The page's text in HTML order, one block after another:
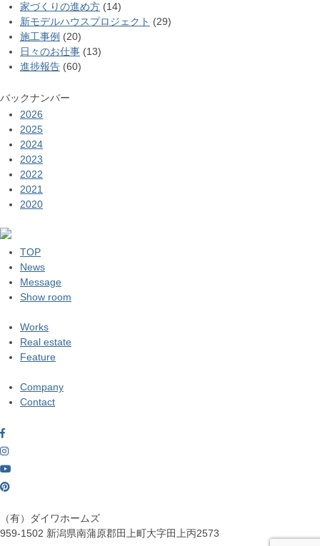
家づくりの進め方 (14)
新モデルハウスプロジェクト (29)
施工事例 (20)
日々のお仕事 (13)
進捗報告 (60)
バックナンバー
2026
2025
2024
2023
2022
2021
2020
TOP
News
Message
Show room
Works
Real estate
Feature
Company
Contact
（有）ダイワホームズ
959-1502 新潟県南蒲原郡田上町大字田上丙2573